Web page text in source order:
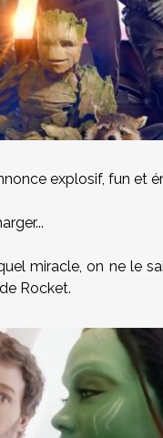
explosif, fun et
miracle, on ne le
Rocket.